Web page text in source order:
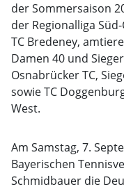
der Sommersaison
der Regionalliga
TC Bredeney,
Damen 40 und
Osnabrücker TC,
sowie TC
West.
Am Samstag, 7.
Bayerischen
Schmidbauer die